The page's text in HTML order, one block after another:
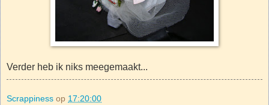
Verder heb ik niks meegemaakt...
Scrappiness op 17:20:00